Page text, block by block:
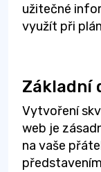
užitečné
využít při
Základní
Vytvoření
web je
na vaše